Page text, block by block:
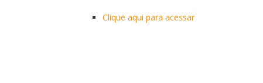
Clique aqui para acessar